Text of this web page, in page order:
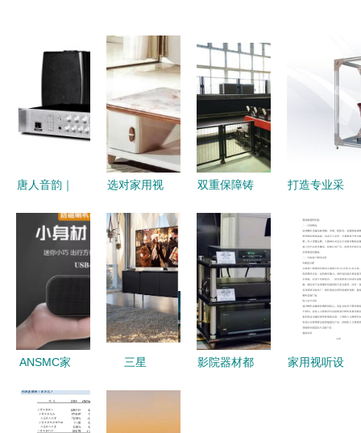
唐人音韵｜
的家用视听
设备选购指
南
选对家用视
升家庭娱乐
新体验
双重保障铸
凯泉产品背
后的严控与
匠心
打造专业采
式办公家具
检测仪与智
能家居零售
的新协同模
式
ANSMC家
电脑音响评
三星
影院器材都
家用视听设